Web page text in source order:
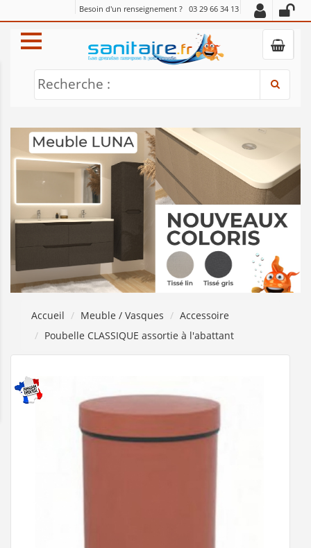
Besoin d'un renseignement ? 03 29 66 34 13
Recherche :
Accueil Meuble / Vasques
Accessoire
Poubelle CLASSIQUE assortie à l'abattant